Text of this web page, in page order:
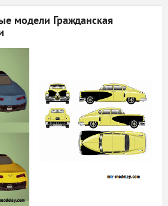
модели Гражданская